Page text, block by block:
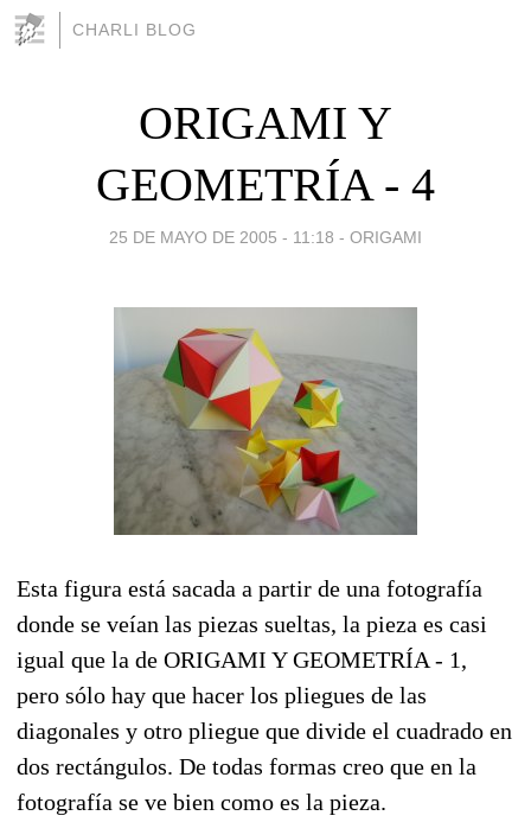
CHARLI BLOG
ORIGAMI Y
GEOMETRÍA - 4
25 DE MAYO DE 2005 - 11:18 - ORIGAMI
Esta figura está sacada a partir de una fotografía
donde se veían las piezas sueltas, la pieza es casi
igual que la de ORIGAMI Y GEOMETRÍA - 1,
pero sólo hay que hacer los pliegues de las
diagonales y otro pliegue que divide el cuadrado en
dos rectángulos. De todas formas creo que en la
fotografía se ve bien como es la pieza.